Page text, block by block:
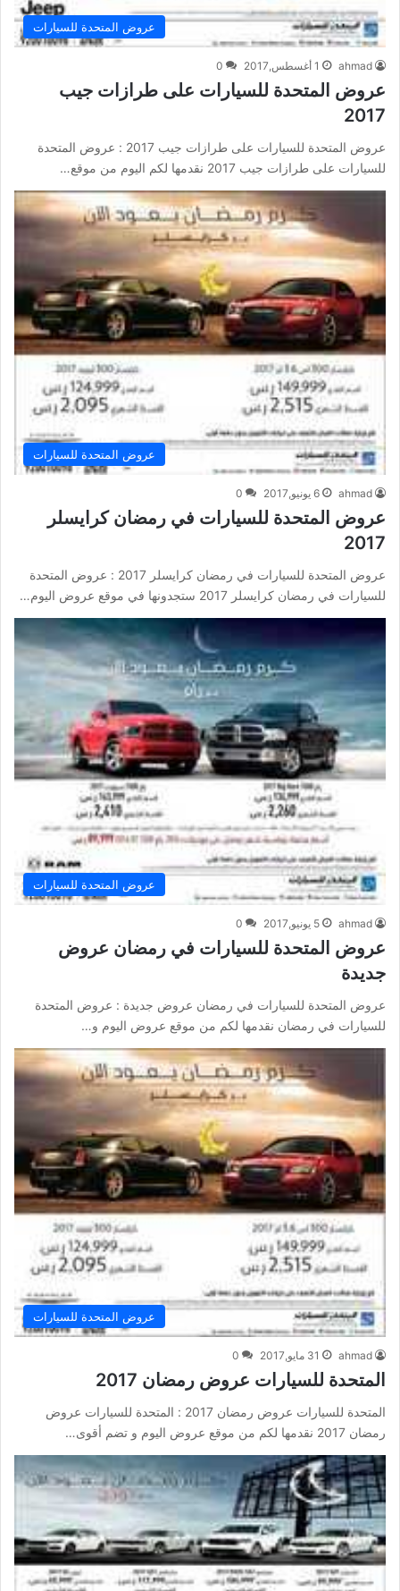
عروض المتحدة للسيارات
ahmad 1 أغسطس,2017 0
عروض المتحدة للسيارات على طرازات جيب
2017
عروض المتحدة للسيارات على طرازات جيب 2017 : عروض المتحدة
للسيارات على طرازات جيب 2017 نقدمها لكم اليوم من موقع…
عروض المتحدة للسيارات
ahmad 6 يونيو,2017 0
عروض المتحدة للسيارات في رمضان كرايسلر
2017
عروض المتحدة للسيارات في رمضان كرايسلر 2017 : عروض المتحدة
للسيارات في رمضان كرايسلر 2017 ستجدونها في موقع عروض اليوم…
عروض المتحدة للسيارات
ahmad 5 يونيو,2017 0
عروض المتحدة للسيارات في رمضان عروض
جديدة
عروض المتحدة للسيارات في رمضان عروض جديدة : عروض المتحدة
للسيارات في رمضان نقدمها لكم من موقع عروض اليوم و…
عروض المتحدة للسيارات
ahmad 31 مايو,2017 0
المتحدة للسيارات عروض رمضان 2017
المتحدة للسيارات عروض رمضان 2017 : المتحدة للسيارات عروض
رمضان 2017 نقدمها لكم من موقع عروض اليوم و تضم أقوى…